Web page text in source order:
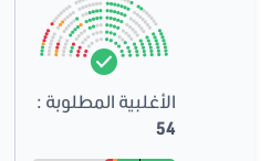
الأغلبية المطلوبة :
54